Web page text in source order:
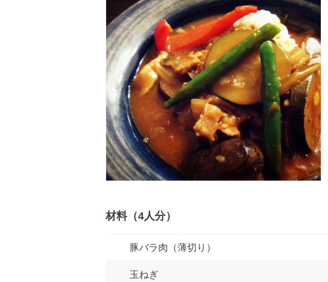
材料（4人分）
豚バラ肉（薄切り）
玉ねぎ